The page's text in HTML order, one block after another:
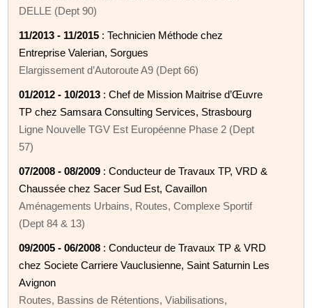
DELLE (Dept 90)
11/2013 - 11/2015 : Technicien Méthode chez
Entreprise Valerian, Sorgues
Elargissement d’Autoroute A9 (Dept 66)
01/2012 - 10/2013 : Chef de Mission Maitrise d’Œuvre
TP chez Samsara Consulting Services, Strasbourg
Ligne Nouvelle TGV Est Européenne Phase 2 (Dept
57)
07/2008 - 08/2009 : Conducteur de Travaux TP, VRD &
Chaussée chez Sacer Sud Est, Cavaillon
Aménagements Urbains, Routes, Complexe Sportif
(Dept 84 & 13)
09/2005 - 06/2008 : Conducteur de Travaux TP & VRD
chez Societe Carriere Vauclusienne, Saint Saturnin Les
Avignon
Routes, Bassins de Rétentions, Viabilisations,